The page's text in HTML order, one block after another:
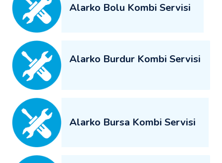
Alarko Bolu Kombi Servisi
Alarko Burdur Kombi Servisi
Alarko Bursa Kombi Servisi